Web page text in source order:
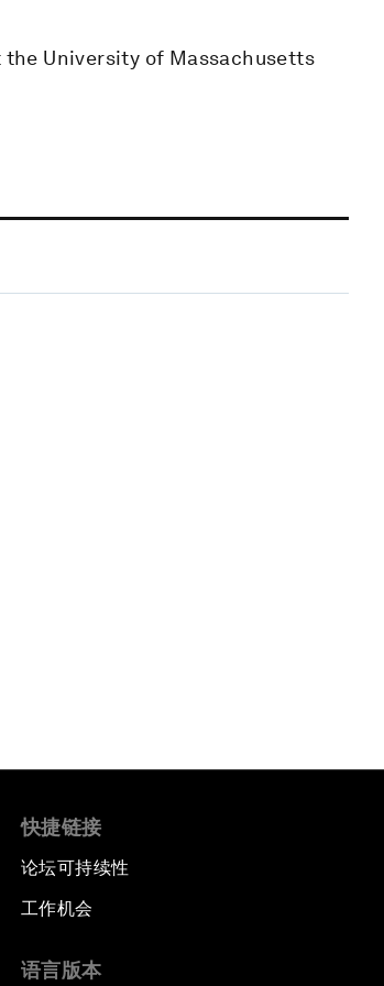
University of Massachusetts
快捷链接
论坛可持续性
工作机会
语言版本